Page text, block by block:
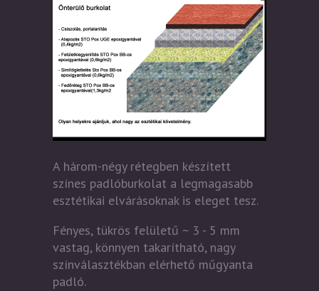
A három-négy rétegben készített
színes padlóburkolat a legmagasabb
esztétikai elvárásoknak is eleget tesz.
Fényes, tükrös felületű ~ 3 - 5 mm
vastag, könnyen takarítható, nagy
színválasztékban elérhető műgyanta
padló.